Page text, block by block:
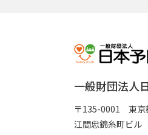
一般財団法人
〒135-0001 東京
江間忠錦糸町ビル